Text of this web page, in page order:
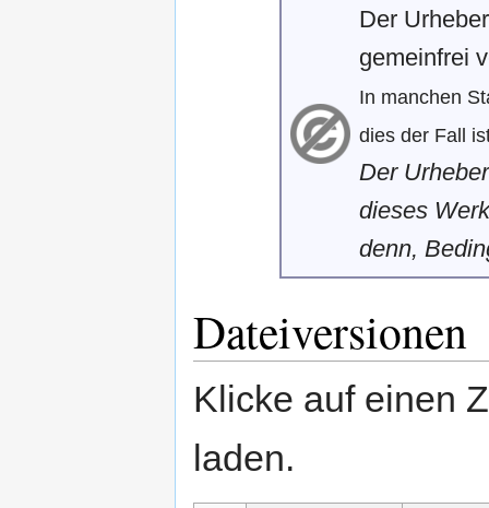
Der
gemeinfrei
In manchen
dies der Fall
Der
dieses
denn,
Dateiversionen
Klicke auf einen
laden.